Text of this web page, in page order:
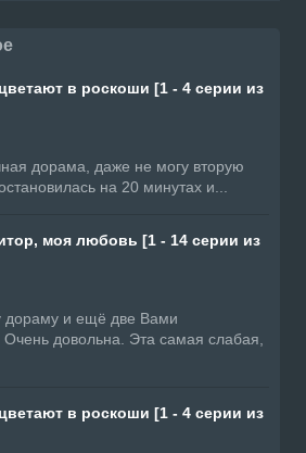
в роскоши [1 - 4 серии из
дорама, даже не могу вторую
на 20 минутах и...
моя любовь [1 - 14 серии из
дораму и ещё две Вами
довольна. Эта самая слабая,
в роскоши [1 - 4 серии из